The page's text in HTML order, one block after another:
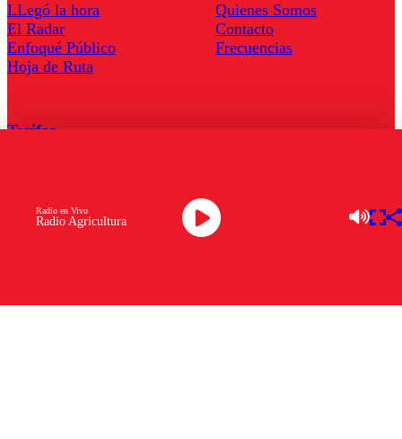
Radio Agricultura
Radio en Vivo
LLegó la hora
El Radar
Enfoqué Público
Hoja de Ruta
Quienes Somos
Contacto
Frecuencias
Tarifas
Descarga la APP